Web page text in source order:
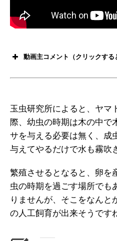
動画主コメント（クリックする
玉虫研究所によると、ヤマ
際、幼虫の時期は木の中で
サを与える必要は無く、成
与えてやるだけで水も霧吹
繁殖させるとなると、卵を
虫の時期を過ごす場所でも
りませんが、そこをなんと
の人工飼育が出来そうです